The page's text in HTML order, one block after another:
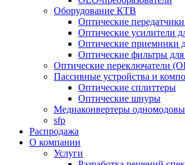
Оборудование КТВ
Оптические
Оптические усилители
Оптические приемники
Оптические фильтры
Оптические переключатели
Пассивные устройства и
Оптические сплиттеры
Оптические шнуры
Медиаконвертеры
sfp
Распродажа
О компании
Услуги